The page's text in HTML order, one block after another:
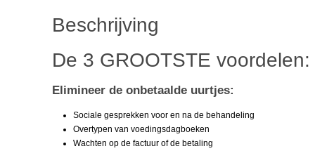
Beschrijving
De 3 GROOTSTE voordelen:
Elimineer de onbetaalde uurtjes:
Sociale gesprekken voor en na de behandeling
Overtypen van voedingsdagboeken
Wachten op de factuur of de betaling